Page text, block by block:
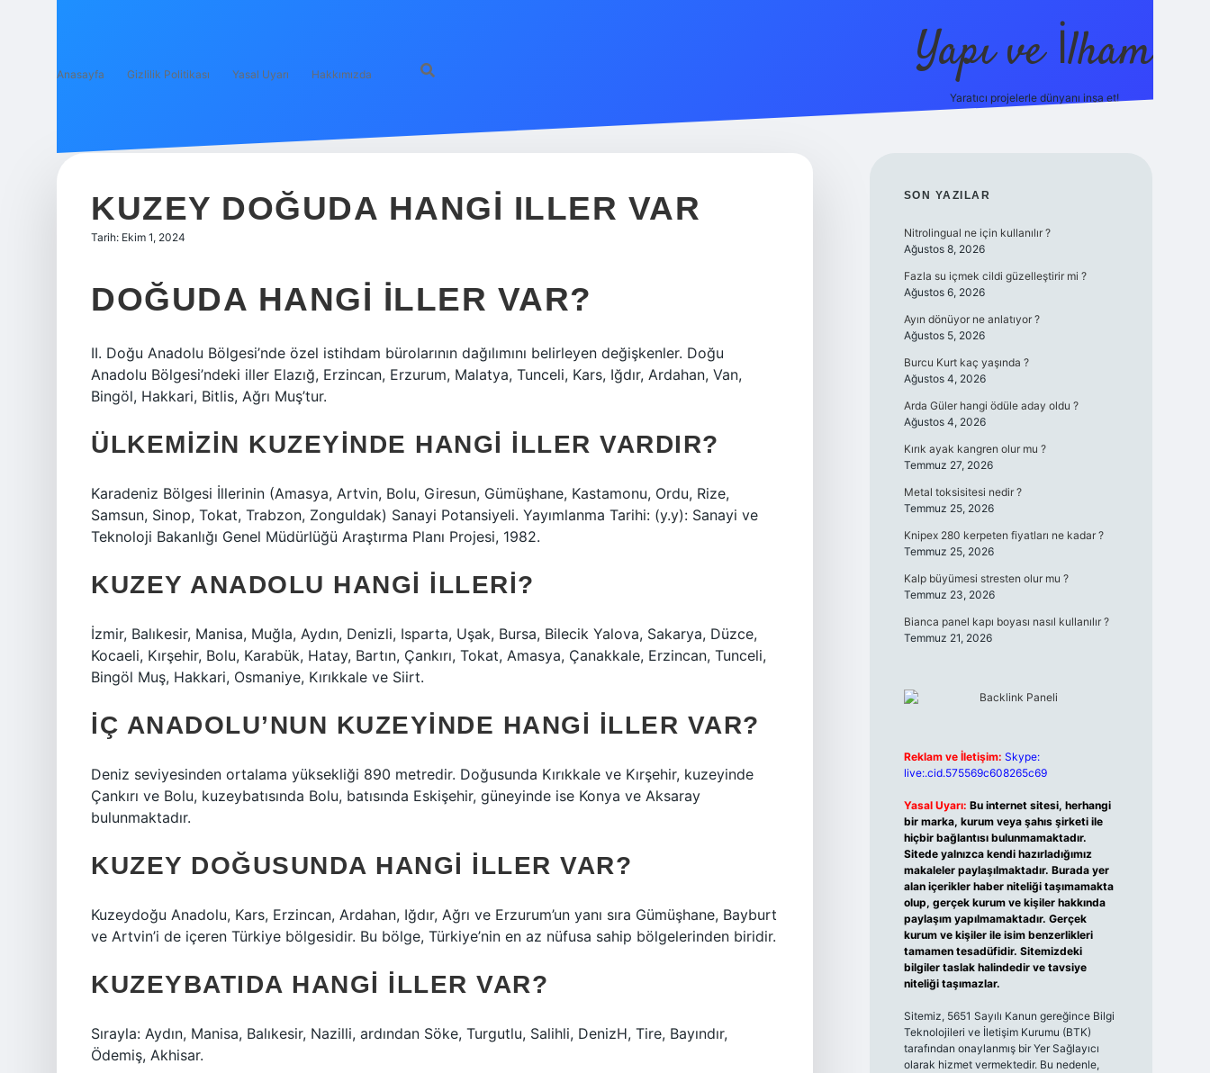
Anasayfa Gizlilik Politikası Yasal Uyarı Hakkımızda Yapı ve İlham
Yaratıcı projelerle dünyanı inşa et!
KUZEY DOĞUDA HANGI ILLER VAR
Tarih: Ekim 1, 2024
DOĞUDA HANGI ILLER VAR?
II. Doğu Anadolu Bölgesi’nde özel istihdam bürolarının dağılımını belirleyen değişkenler. Doğu
Anadolu Bölgesi’ndeki iller Elazığ, Erzincan, Erzurum, Malatya, Tunceli, Kars, Iğdır, Ardahan, Van,
Bingöl, Hakkari, Bitlis, Ağrı Muş’tur.
ÜLKEMIZIN KUZEYINDE HANGI ILLER VARDIR?
Karadeniz Bölgesi İllerinin (Amasya, Artvin, Bolu, Giresun, Gümüşhane, Kastamonu, Ordu, Rize,
Samsun, Sinop, Tokat, Trabzon, Zonguldak) Sanayi Potansiyeli. Yayımlanma Tarihi: (y.y): Sanayi ve
Teknoloji Bakanlığı Genel Müdürlüğü Araştırma Planı Projesi, 1982.
KUZEY ANADOLU HANGI ILLERI?
İzmir, Balıkesir, Manisa, Muğla, Aydın, Denizli, Isparta, Uşak, Bursa, Bilecik Yalova, Sakarya, Düzce,
Kocaeli, Kırşehir, Bolu, Karabük, Hatay, Bartın, Çankırı, Tokat, Amasya, Çanakkale, Erzincan, Tunceli,
Bingöl Muş, Hakkari, Osmaniye, Kırıkkale ve Siirt.
İÇ ANADOLU’NUN KUZEYINDE HANGI ILLER VAR?
Deniz seviyesinden ortalama yüksekliği 890 metredir. Doğusunda Kırıkkale ve Kırşehir, kuzeyinde
Çankırı ve Bolu, kuzeybatısında Bolu, batısında Eskişehir, güneyinde ise Konya ve Aksaray
bulunmaktadır.
KUZEY DOĞUSUNDA HANGI ILLER VAR?
Kuzeydoğu Anadolu, Kars, Erzincan, Ardahan, Iğdır, Ağrı ve Erzurum’un yanı sıra Gümüşhane, Bayburt
ve Artvin’i de içeren Türkiye bölgesidir. Bu bölge, Türkiye’nin en az nüfusa sahip bölgelerinden biridir.
KUZEYBATIDA HANGI ILLER VAR?
Sırayla: Aydın, Manisa, Balıkesir, Nazilli, ardından Söke, Turgutlu, Salihli, DenizH, Tire, Bayındır,
Ödemiş, Akhisar.
SIDEBAR
SON YAZILAR
Nitrolingual ne için kullanılır ?
Ağustos 8, 2026
Fazla su içmek cildi güzelleştirir mi ?
Ağustos 6, 2026
Ayın dönüyor ne anlatıyor ?
Ağustos 5, 2026
Burcu Kurt kaç yaşında ?
Ağustos 4, 2026
Arda Güler hangi ödüle aday oldu ?
Ağustos 4, 2026
Kırık ayak kangren olur mu ?
Temmuz 27, 2026
Metal toksisitesi nedir ?
Temmuz 25, 2026
Knipex 280 kerpeten fiyatları ne kadar ?
Temmuz 25, 2026
Kalp büyümesi stresten olur mu ?
Temmuz 23, 2026
Bianca panel kapı boyası nasıl kullanılır ?
Temmuz 21, 2026
Reklam ve İletişim: Skype:
live:.cid.575569c608265c69
Yasal Uyarı: Bu internet sitesi, herhangi
bir marka, kurum veya şahıs şirketi ile
hiçbir bağlantısı bulunmamaktadır.
Sitede yalnızca kendi hazırladığımız
makaleler paylaşılmaktadır. Burada yer
alan içerikler haber niteliği taşımamakta
olup, gerçek kurum ve kişiler hakkında
paylaşım yapılmamaktadır. Gerçek
kurum ve kişiler ile isim benzerlikleri
tamamen tesadüfidir. Sitemizdeki
bilgiler taslak halindedir ve tavsiye
niteliği taşımazlar.
Sitemiz, 5651 Sayılı Kanun gereğince Bilgi
Teknolojileri ve İletişim Kurumu (BTK)
tarafından onaylanmış bir Yer Sağlayıcı
olarak hizmet vermektedir. Bu nedenle,